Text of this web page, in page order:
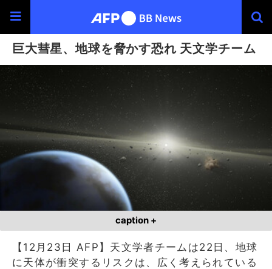
巨大彗星、地球を脅かす恐れ 天文学チーム
caption +
【12月23日 AFP】天文学者チームは22日、地球
に天体が衝突するリスクは、広く考えられている